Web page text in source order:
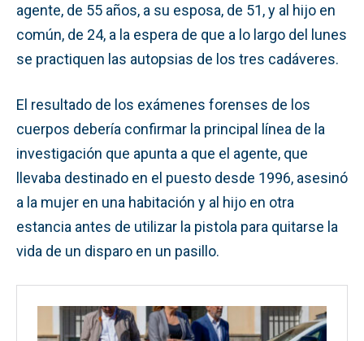
agente, de 55 años, a su esposa, de 51, y al hijo en
común, de 24, a la espera de que a lo largo del lunes
se practiquen las autopsias de los tres cadáveres.
El resultado de los exámenes forenses de los
cuerpos debería confirmar la principal línea de la
investigación que apunta a que el agente, que
llevaba destinado en el puesto desde 1996, asesinó
a la mujer en una habitación y al hijo en otra
estancia antes de utilizar la pistola para quitarse la
vida de un disparo en un pasillo.